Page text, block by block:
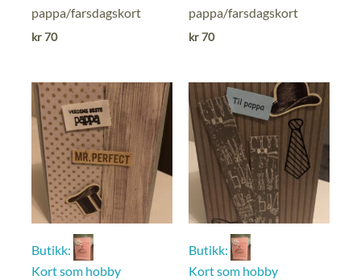
ut
av
pappa/farsdagskort
kr70
ut
av
pappa/farsdagskort
kr70
Butikk:
Kort som hobby
Butikk:
Kort som hobby